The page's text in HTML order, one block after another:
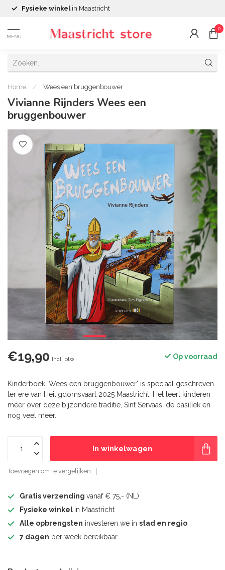
Alle opbrengsten
MENU
0
Home / Wees een bruggenbouwer
Vivianne Rijnders Wees een
bruggenbouwer
€19,90 Incl. btw Op voorraad
Kinderboek 'Wees een bruggenbouwer' is speciaal geschreven
ter ere van Heiligdomsvaart 2025 Maastricht. Het leert kinderen
meer over deze bijzondere traditie, Sint Servaas, de basiliek en
nog veel meer.
In winkelwagen
Toevoegen om te vergelijken
Gratis verzending vanaf € 75,- (NL)
Fysieke winkel in Maastricht
Alle opbrengsten investeren we in stad en regio
7 dagen per week bereikbaar